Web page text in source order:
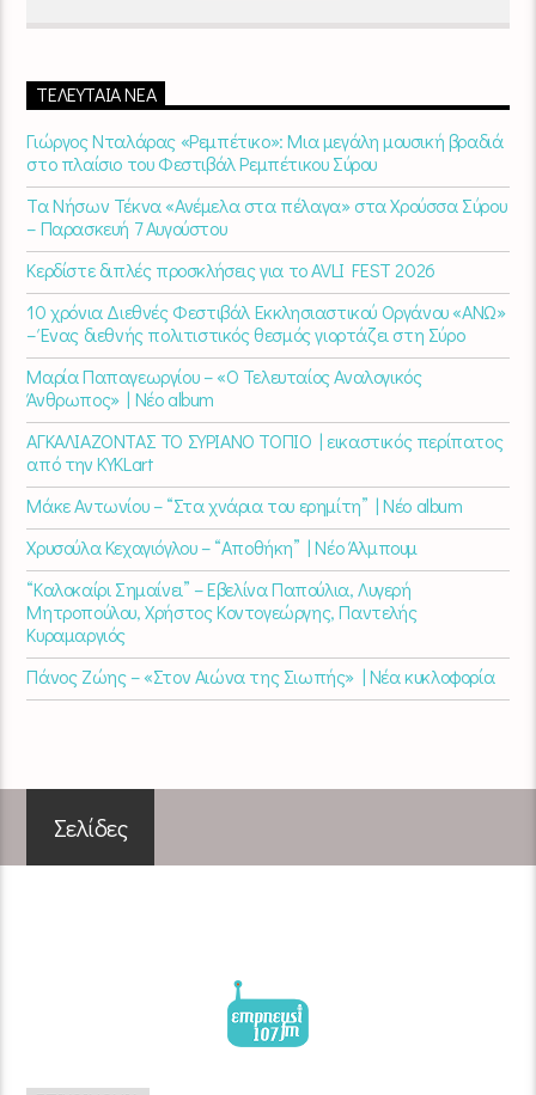
ΤΕΛΕΥΤΑΊΑ ΝΈΑ
Γιώργος Νταλάρας «Ρεμπέτικο»: Μια μεγάλη μουσική βραδιά
στο πλαίσιο του Φεστιβάλ Ρεμπέτικου Σύρου
Τα Νήσων Τέκνα «Ανέμελα στα πέλαγα» στα Χρούσσα Σύρου
– Παρασκευή 7 Αυγούστου
Κερδίστε διπλές προσκλήσεις για το AVLI FEST 2026
10 χρόνια Διεθνές Φεστιβάλ Εκκλησιαστικού Οργάνου «ΑΝΩ»
– Ένας διεθνής πολιτιστικός θεσμός γιορτάζει στη Σύρο​
Μαρία Παπαγεωργίου – «Ο Τελευταίος Αναλογικός
Άνθρωπος» | Νέο album
ΑΓΚΑΛΙΑΖΟΝΤΑΣ ΤΟ ΣΥΡΙΑΝΟ ΤΟΠΙΟ | εικαστικός περίπατος
από την KYKLart
Μάκε Αντωνίου – “Στα χνάρια του ερημίτη” | Νέο album
Χρυσούλα Κεχαγιόγλου – “Αποθήκη” | Νέο Άλμπουμ
“Καλοκαίρι Σημαίνει” – Εβελίνα Παπούλια, Λυγερή
Μητροπούλου, Χρήστος Κοντογεώργης, Παντελής
Κυραμαργιός
Πάνος Ζώης – «Στον Αιώνα της Σιωπής» | Νέα κυκλοφορία
Σελίδες